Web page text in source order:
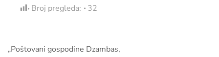
Broj pregleda: 32
„Poštovani gospodine Dzambas,